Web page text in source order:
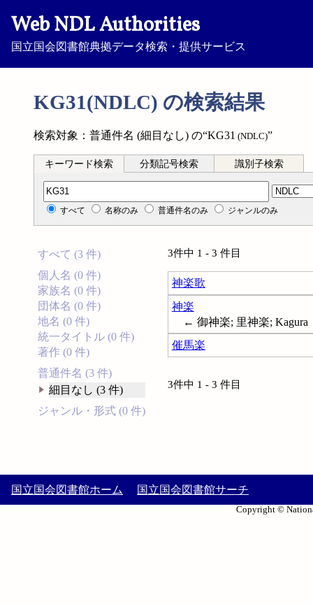
Web NDL Authorities
国立国会図書館典拠データ検索・提供サービス
KG31(NDLC) の検索結果
検索対象：普通件名 (細目なし) の“KG31 (NDLC)”
キーワード検索 分類記号検索 識別子検索
分類記号検索
すべて 名称のみ 普通件名のみ ジャンルのみ
すべて (3 件)
個人名 (0 件)
家族名 (0 件)
団体名 (0 件)
地名 (0 件)
統一タイトル (0 件)
著作 (0 件)
普通件名 (3 件)
細目なし (3 件)
ジャンル・形式 (0 件)
3件中 1 - 3 件目
神楽歌
神楽
← 御神楽; 里神楽; Kagura
催馬楽
3件中 1 - 3 件目
国立国会図書館ホーム 国立国会図書館サーチ
Copyright ©